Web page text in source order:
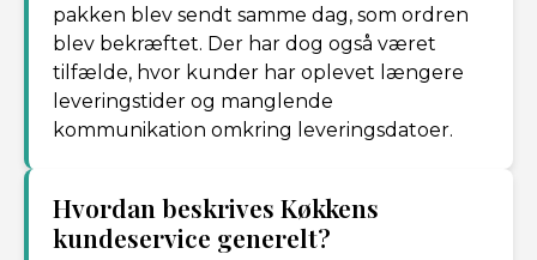
pakken blev sendt samme dag, som ordren
blev bekræftet. Der har dog også været
tilfælde, hvor kunder har oplevet længere
leveringstider og manglende
kommunikation omkring leveringsdatoer.
Hvordan beskrives Køkkens
kundeservice generelt?